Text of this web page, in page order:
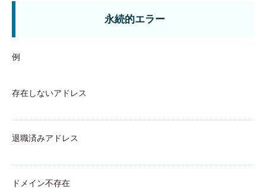
永続的エラー
例
存在しないアドレス
退職済みアドレス
ドメイン不存在